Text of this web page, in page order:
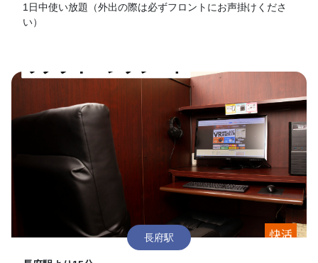
1日中使い放題（外出の際は必ずフロントにお声掛けくださ
い）
長府駅